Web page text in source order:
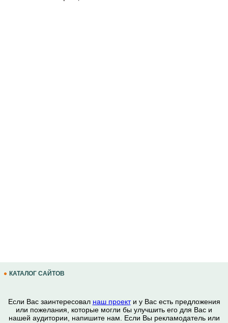
КАТАЛОГ САЙТОВ
Если Вас заинтересовал наш проекти у Вас есть предложения
или пожелания, которые могли бы улучшить его для Вас и
нашей аудитории, напишите нам. Если Вы рекламодатель или